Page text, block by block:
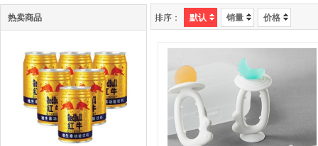
热卖商品 排序： 默认 销量 价格